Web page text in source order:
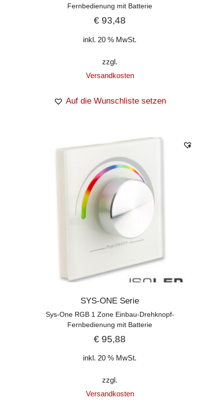
Fernbedienung mit Batterie
€ 93,48
inkl. 20 % MwSt.
zzgl.
Versandkosten
Auf die Wunschliste setzen
SYS-ONE Serie
Sys-One RGB 1 Zone Einbau-Drehknopf-
Fernbedienung mit Batterie
€ 95,88
inkl. 20 % MwSt.
zzgl.
Versandkosten